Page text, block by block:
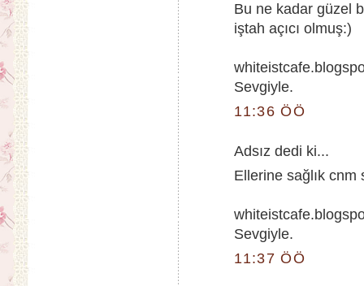
Bu ne kadar güzel
iştah açıcı olmuş:)
Sevgiyle.
11:36 ÖÖ
Adsız dedi ki...
Ellerine sağlık
Sevgiyle.
11:37 ÖÖ